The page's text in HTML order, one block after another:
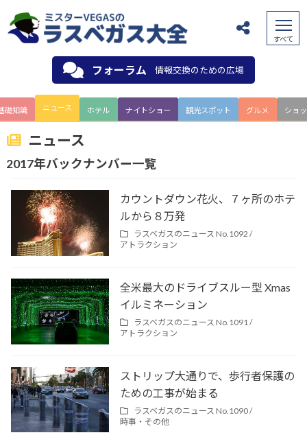
フォーラム 情報交換のための広場
礎知識 ニュース ホテル ナイトショー 観光スポット グルメ ショ
ニュース
2017年バックナンバー一覧
カウントダウン花火、７ヶ所のホテ
ルから８万発
ラスベガスのニュース No.1092 /
アトラクション
全米最大のドライブスルー型 Xmas
イルミネーション
ラスベガスのニュース No.1091 /
アトラクション
ストリップ大通りで、歩行者保護の
ための工事が始まる
ラスベガスのニュース No.1090 /
時事・その他